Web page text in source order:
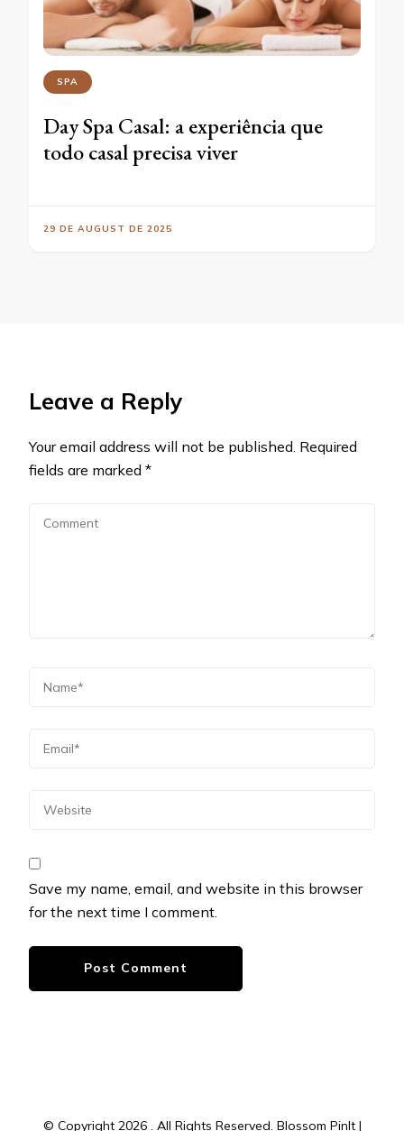
SPA
Day Spa Casal: a experiência que
todo casal precisa viver
29 DE AUGUST DE 2025
Leave a Reply
Your email address will not be published. Required
fields are marked *
Save my name, email, and website in this browser
for the next time I comment.
© Copyright 2026 . All Rights Reserved. Blossom PinIt |